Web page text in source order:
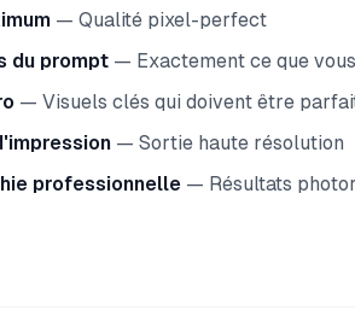
— Qualité pixel-perfect
du prompt — Exactement ce que
— Visuels clés qui doivent être
— Sortie haute résolution
professionnelle — Résultats